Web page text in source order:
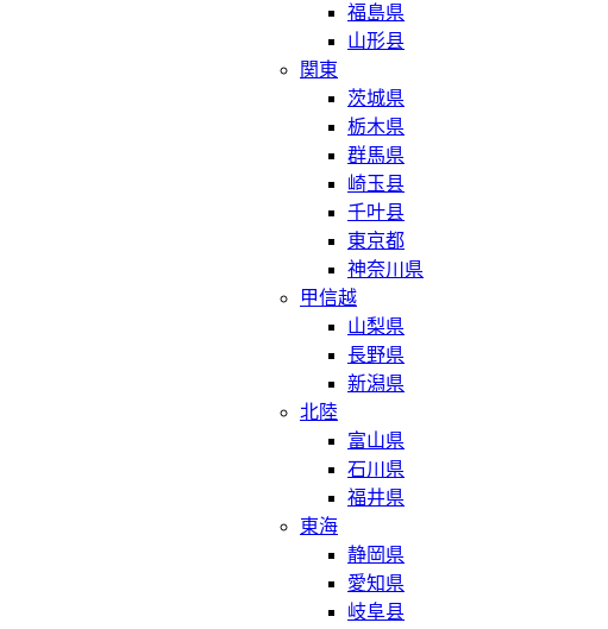
福島県
山形县
関東
茨城県
栃木県
群馬県
崎玉县
千叶县
東京都
神奈川県
甲信越
山梨県
長野県
新潟県
北陸
富山県
石川県
福井県
東海
静岡県
愛知県
岐阜县